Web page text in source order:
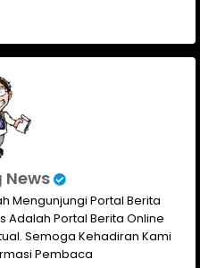
Mengunjungi Portal Berita
Adalah Portal Berita Online
Semoga Kehadiran Kami
Pembaca